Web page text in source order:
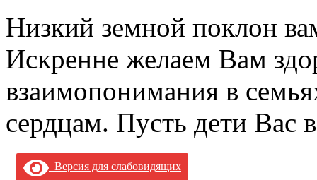
Низкий земной поклон
Искренне желаем Вам
взаимопонимания в
сердцам. Пусть дети Вас
Версия для слабовидящих